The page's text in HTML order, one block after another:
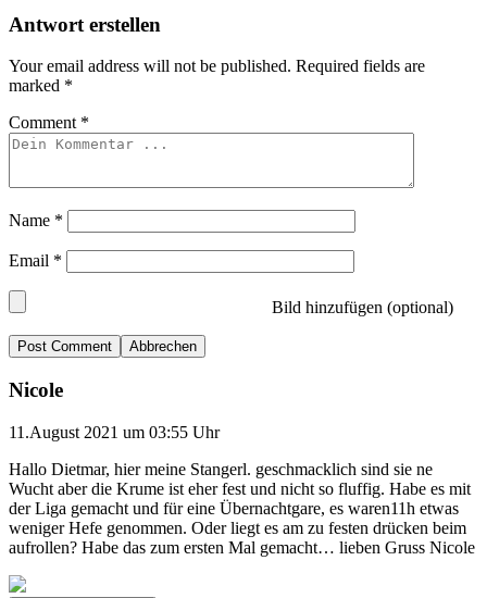
Antwort erstellen
Your email address will not be published. Required fields are
marked *
Comment *
Name *
Email *
Bild hinzufügen (optional)
Abbrechen
Nicole
11.August 2021 um 03:55 Uhr
Hallo Dietmar, hier meine Stangerl. geschmacklich sind sie ne
Wucht aber die Krume ist eher fest und nicht so fluffig. Habe es mit
der Liga gemacht und für eine Übernachtgare, es waren11h etwas
weniger Hefe genommen. Oder liegt es am zu festen drücken beim
aufrollen? Habe das zum ersten Mal gemacht… lieben Gruss Nicole